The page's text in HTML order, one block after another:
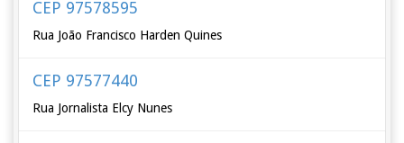
CEP 97578595
Rua João Francisco Harden Quines
CEP 97577440
Rua Jornalista Elcy Nunes